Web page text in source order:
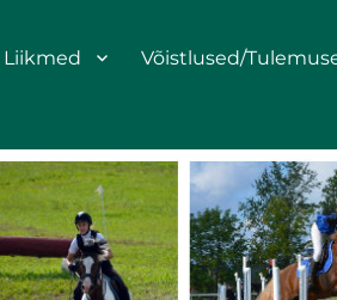
Liikmed Võistlused/